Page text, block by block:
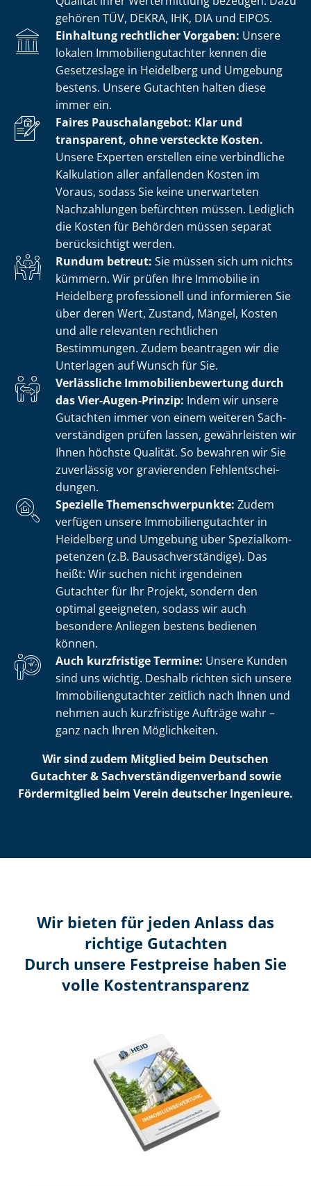
gehören TÜV, DEKRA, IHK, DIA und EIPOS.
Einhaltung rechtlicher Vorgaben: Unsere
lokalen Im­mo­bi­li­en­gut­ach­ter kennen die
Gesetzeslage in Heidelberg und Umgebung
bestens. Unsere Gutachten halten diese
immer ein.
Faires Pauschalangebot: Klar und
transparent, ohne versteckte Kosten.
Unsere Experten erstellen eine verbindliche
Kalkulation aller anfallenden Kosten im
Voraus, sodass Sie keine unerwarteten
Nachzahlungen befürchten müssen. Lediglich
die Kosten für Behörden müssen separat
berücksichtigt werden.
Rundum betreut: Sie müssen sich um nichts
kümmern. Wir prüfen Ihre Immobilie in
Heidelberg professionell und informieren Sie
über deren Wert, Zustand, Mängel, Kosten
und alle relevanten rechtlichen
Bestimmungen. Zudem beantragen wir die
Unterlagen auf Wunsch für Sie.
Verlässliche Im­mo­bi­li­en­be­wer­tung durch
das Vier-Augen-Prinzip: Indem wir unsere
Gutachten immer von einem weiteren Sach­
ver­stän­di­gen prüfen lassen, gewährleisten wir
Ihnen höchste Qualität. So bewahren wir Sie
zuverlässig vor gravierenden Fehl­ent­schei­
dun­gen.
Spezielle The­men­schwer­punk­te: Zudem
verfügen unsere Im­mo­bi­li­en­gut­ach­ter in
Heidelberg und Umgebung über Spe­zi­al­kom­
pe­ten­zen (z.B. Bau­sach­ver­stän­di­ge). Das
heißt: Wir suchen nicht irgendeinen
Gutachter für Ihr Projekt, sondern den
optimal geeigneten, sodass wir auch
besondere Anliegen bestens bedienen
können.
Auch kurzfristige Termine: Unsere Kunden
sind uns wichtig. Deshalb richten sich unsere
Im­mo­bi­li­en­gut­ach­ter zeitlich nach Ihnen und
nehmen auch kurzfristige Aufträge wahr –
ganz nach Ihren Möglichkeiten.
Wir sind zudem Mitglied beim Deutschen
Gutachter & Sach­ver­stän­di­gen­ver­band sowie
Fördermitglied beim Verein deutscher Ingenieure.
Wir bieten für jeden Anlass das
richtige Gutachten
Durch unsere Festpreise haben Sie
volle Kosten­transparenz